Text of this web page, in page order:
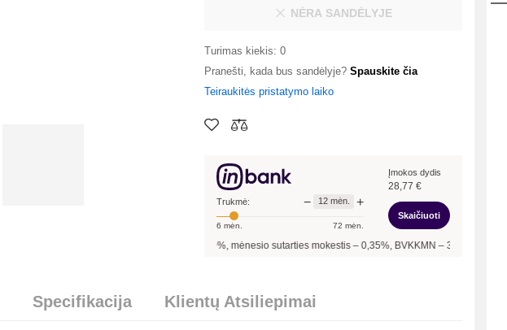
NĖRA SANDĖLYJE
Turimas kiekis: 0
Pranešti, kada bus sandėlyje? Spauskite čia
Teiraukitės pristatymo laiko
Trukmė: − 12mėn. +
6 mėn. 72 mėn.
Įmokos dydis
28,77 €
Skaičiuoti
%, mėnesio sutarties mokestis –0,35%, BVKKMN –30,27 %, bendra
Specifikacija Klientų Atsiliepimai